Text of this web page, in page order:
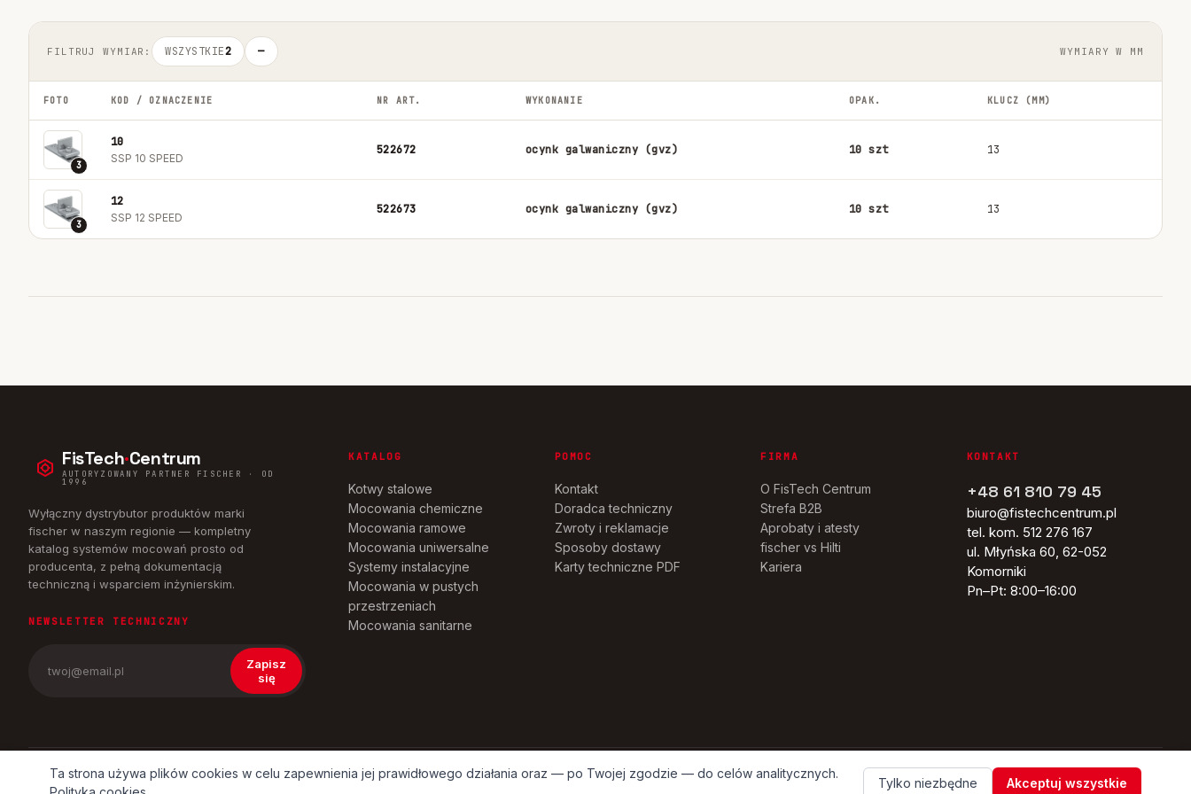
FILTRUJ WYMIAR: WSZYSTKIE2 — WYMIARY W MM
FOTO KOD / OZNACZENIE NR ART. WYKONANIE OPAK. KLUCZ (MM)
3
10
SSP 10 SPEED
522672 ocynk galwaniczny (gvz) 10 szt 13
3
12
SSP 12 SPEED
522673 ocynk galwaniczny (gvz) 10 szt 13
FisTech·Centrum
AUTORYZOWANY PARTNER FISCHER · OD
1996
Wyłączny dystrybutor produktów marki
fischer w naszym regionie — kompletny
katalog systemów mocowań prosto od
producenta, z pełną dokumentacją
techniczną i wsparciem inżynierskim.
NEWSLETTER TECHNICZNY
Zapisz
się
KATALOG
Kotwy stalowe
Mocowania chemiczne
Mocowania ramowe
Mocowania uniwersalne
Systemy instalacyjne
Mocowania w pustych
przestrzeniach
Mocowania sanitarne
POMOC
Kontakt
Doradca techniczny
Zwroty i reklamacje
Sposoby dostawy
Karty techniczne PDF
FIRMA
O FisTech Centrum
Strefa B2B
Aprobaty i atesty
fischer vs Hilti
Kariera
KONTAKT
+48 61 810 79 45
biuro@fistechcentrum.pl
tel. kom. 512 276 167
ul. Młyńska 60, 62-052
Komorniki
Pn–Pt: 8:00–16:00
© 2026 FISTECH CENTRUM · WSZYSTKIE ZNAKI TOWAROWE NALEŻĄ DO ICH WŁAŚCICIELI · ŹRÓDŁO OBRAZÓW: GRUPA FISCHER REGULAMIN POLITYKA PRYWATNOŚCI COOKIES
Ta strona używa plików cookies w celu zapewnienia jej prawidłowego działania oraz — po Twojej zgodzie — do celów analitycznych.
Tylko niezbędne Akceptuj wszystkie